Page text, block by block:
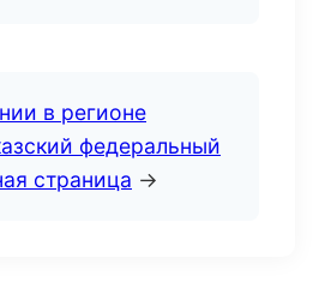
в регионе
федеральный
страница →